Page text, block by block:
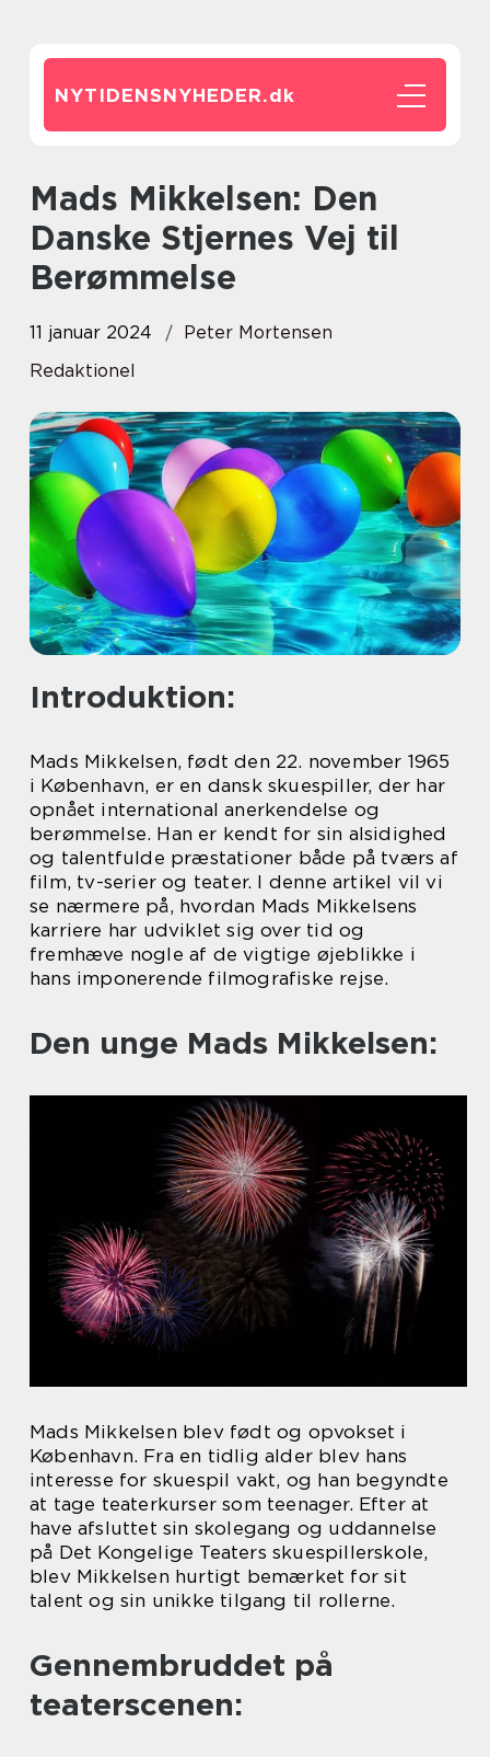
NYTIDENSNYHEDER.dk
Mads Mikkelsen: Den
Danske Stjernes Vej til
Berømmelse
11 januar 2024
Peter Mortensen
Redaktionel
Introduktion:
Mads Mikkelsen, født den 22. november 1965
i København, er en dansk skuespiller, der har
opnået international anerkendelse og
berømmelse. Han er kendt for sin alsidighed
og talentfulde præstationer både på tværs af
film, tv-serier og teater. I denne artikel vil vi
se nærmere på, hvordan Mads Mikkelsens
karriere har udviklet sig over tid og
fremhæve nogle af de vigtige øjeblikke i
hans imponerende filmografiske rejse.
Den unge Mads Mikkelsen:
Mads Mikkelsen blev født og opvokset i
København. Fra en tidlig alder blev hans
interesse for skuespil vakt, og han begyndte
at tage teaterkurser som teenager. Efter at
have afsluttet sin skolegang og uddannelse
på Det Kongelige Teaters skuespillerskole,
blev Mikkelsen hurtigt bemærket for sit
talent og sin unikke tilgang til rollerne.
Gennembruddet på
teaterscenen: